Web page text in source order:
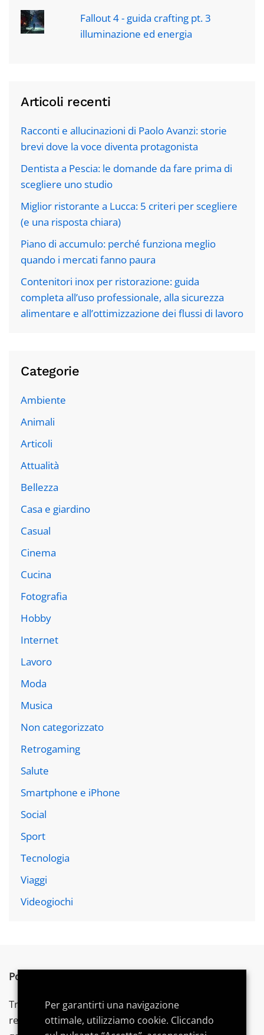
Fallout 4 - guida crafting pt. 3
illuminazione ed energia
Articoli recenti
Racconti e allucinazioni di Paolo Avanzi: storie
brevi dove la voce diventa protagonista
Dentista a Pescia: le domande da fare prima di
scegliere uno studio
Miglior ristorante a Lucca: 5 criteri per scegliere
(e una risposta chiara)
Piano di accumulo: perché funziona meglio
quando i mercati fanno paura
Contenitori inox per ristorazione: guida
completa all’uso professionale, alla sicurezza
alimentare e all’ottimizzazione dei flussi di lavoro
Categorie
Ambiente
Animali
Articoli
Attualità
Bellezza
Casa e giardino
Casual
Cinema
Cucina
Fotografia
Hobby
Internet
Lavoro
Moda
Musica
Non categorizzato
Retrogaming
Salute
Smartphone e iPhone
Social
Sport
Tecnologia
Viaggi
Videogiochi
Postword.it
Troverai articoli su tecnologia,videogames
recensioni, consigli di acquisto eguidededicate per
Per garantirti una navigazione
ottimale, utilizziamo cookie. Cliccando